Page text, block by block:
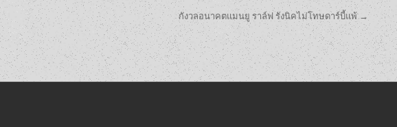
กังวลอนาคตแมนยู ราล์ฟ รังนิคไม่โทษดาร์บี้แพ้ →